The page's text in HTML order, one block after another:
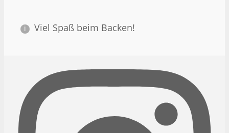
Viel Spaß beim Backen!